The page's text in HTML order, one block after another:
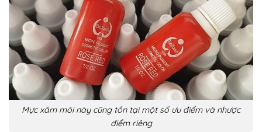
Mực xăm môi này cũng tồn tại một số ưu điểm và nhược
điểm riêng